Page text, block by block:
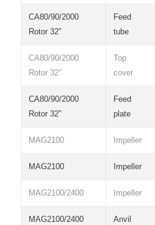
CA80/90/2000
Rotor 32″
Feed
tube
CA80/90/2000
Rotor 32″
Top
cover
CA80/90/2000
Rotor 32″
Feed
plate
MAG2100 Impeller
MAG2100 Impeller
MAG2100/2400 Impeller
MAG2100/2400 Anvil